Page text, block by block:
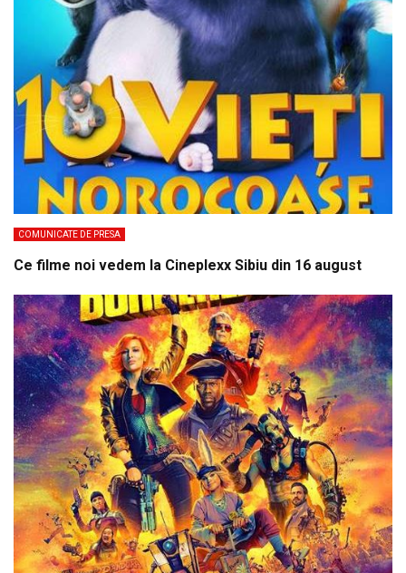
COMUNICATE DE PRESA
Ce filme noi vedem la Cineplexx Sibiu din 16 august